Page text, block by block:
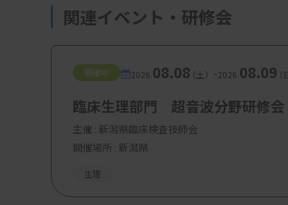
関連イベント・研修会
開催中 2026. 08.08（土） -2026. 08.09（
臨床生理部門 超音波分野研修会
主催 : 新潟県臨床検査技師会
開催場所 : 新潟県
生理